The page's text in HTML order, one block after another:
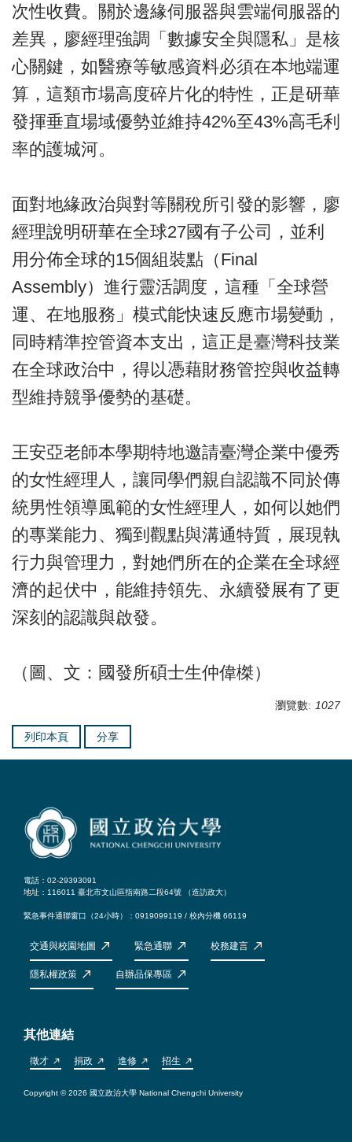
次性收費。關於邊緣伺服器與雲端伺服器的
差異，廖經理強調「數據安全與隱私」是核
心關鍵，如醫療等敏感資料必須在本地端運
算，這類市場高度碎片化的特性，正是研華
發揮垂直場域優勢並維持42%至43%高毛利
率的護城河。
面對地緣政治與對等關稅所引發的影響，廖
經理說明研華在全球27國有子公司，並利
用分佈全球的15個組裝點（Final
Assembly）進行靈活調度，這種「全球營
運、在地服務」模式能快速反應市場變動，
同時精準控管資本支出，這正是臺灣科技業
在全球政治中，得以憑藉財務管控與收益轉
型維持競爭優勢的基礎。
王安亞老師本學期特地邀請臺灣企業中優秀
的女性經理人，讓同學們親自認識不同於傳
統男性領導風範的女性經理人，如何以她們
的專業能力、獨到觀點與溝通特質，展現執
行力與管理力，對她們所在的企業在全球經
濟的起伏中，能維持領先、永續發展有了更
深刻的認識與啟發。
（圖、文：國發所碩士生仲偉榤）
瀏覽數: 1027
列印本頁 分享
電話：02-29393091
地址：116011 臺北市文山區指南路二段64號 （造訪政大）
緊急事件通聯窗口（24小時）：0919099119 / 校內分機 66119
交通與校園地圖 緊急通聯 校務建言
隱私權政策 自辦品保專區
其他連結
徵才 捐政 進修 招生
Copyright © 2026 國立政治大學 National Chengchi University